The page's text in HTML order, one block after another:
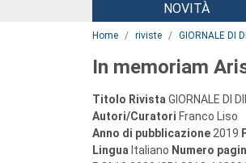
NOVITÀ
Home riviste GIORNALE DI
In memoriam
Titolo Rivista GIORNALE DI
Autori/Curatori Franco Liso
Anno di pubblicazione 2019
Lingua Italiano Numero